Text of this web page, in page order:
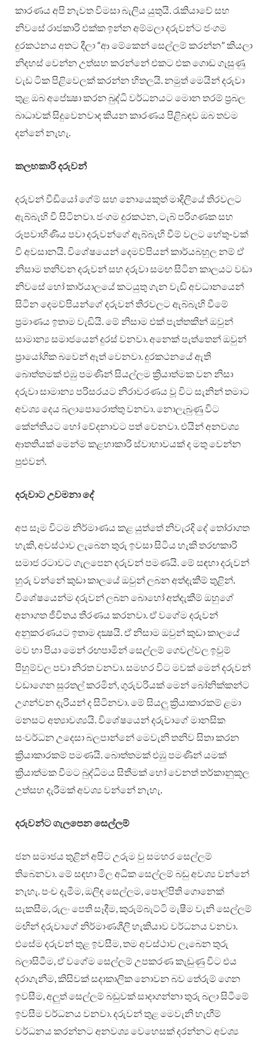
කාරණය අපි නැවත විමසා බැලිය යුතුයි. රැකියාවේ සහ
නිවසේ රාජකාරි එක්ක ඉන්න අම්මලා දරුවන්ට ජංගම
දුරකථනය අතට දීලා “ආ මේකෙන් සෙල්ලම් කරන්න” කියලා
නිදහස් වෙන්න උත්සහ කරන්නේ එකට එක ගොඩ ගැසුණු
වැඩ ටික පිළිවෙලක් කරන්න හිතලයි. නමුත් මෙයින් දරුවා
තුළ ඔබ අපේක්‍ෂා කරන බුද්ධි වර්ධනයට මොන තරම් ප්‍රබල
බාධාවක් සිදුවෙනවාද කියන කාරණය පිළිබඳව ඔබ තවම
දන්නේ නැහැ.
කලහකාරි දරුවන්
දරුවන් වීඩියෝ ගේම් සහ නොයෙකුත් මාදිලියේ තිරවලට
ඇබ්බැහි වී සිටිනවා. ජංගම දුරකථන, ටැබ් පරිගණක සහ
රූපවාහිණිය පවා දරුවන්ගේ ඇබ්බැහි වීම් වලට හේතු-වක්
වී අවසානයි. විශේෂයෙන් දෙමව්පියන් කාර්යබහුල නම් ඒ
නිසාම තනිවන දරුවන් සහ දරුවා සමඟ සිටින කාලයට වඩා
නිවසේ හෝ කාර්යාලයේ කටයුතු ගැන වැඩි අවධානයෙන්
සිටින දෙමව්පියන්ගේ දරුවන් තිරවලට ඇබ්බැහි වීමේ
ප්‍රමාණය ඉතාම වැඩියි. මේ නිසාම එක් පැත්තකින් ඔවුන්
සාමාන්‍ය සමාජයෙන් දුරස් වනවා. අනෙක් පැත්තෙන් ඔවුන්
ප්‍රායෝගික බවෙන් ඈත් වෙනවා. දුරකථනයේ ඇති
බොත්තමක් එඹු පමණින් සියල්ලම ක්‍රියාත්මක වන නිසා
දරුවා සාමාන්‍ය පරිසරයට නිරාවරණය වූ විට සැනින් තමාට
අවශ්‍ය දෙය බලාපොරොත්තු වනවා. නොලැබුණු විට
කේන්තියට හෝ වේදනාවට පත් වෙනවා. එයින් අනවශ්‍ය
ආතතියක් මෙන්ම කළහාකාරි ස්වාභාවයක් ද මතු වෙන්න
පුළුවන්.
දරුවාට උවමනා දේ
අප සෑම විටම නිර්මාණය කළ යුත්තේ නිවැරදි දේ තෝරාගත
හැකි, අවස්ථාව ලැබෙන තුරු ඉවසා සිටිය හැකි තරඟකාරි
සමාජ රටාවට ගැලපෙන දරුවන් පමණයි. මේ සඳහා දරුවන්
හුරු වන්නේ කුඩා කාලයේ ඔවුන් ලබන අත්දැකීම් තුළින්.
විශේෂයෙන්ම දරුවන් ලබන බොහෝ අත්දැකීම් ඔහුගේ
අනාගත ජීවිතය තීරණය කරනවා. ඒ වගේම දරුවන්
අනුකරණයට ඉතාම දක්‍ෂයි. ඒ නිසාම ඔවුන් කුඩා කාලයේ
මව හා පියා මෙන් රඟපාමින් සෙල්ලම් ගෙවල්වල ඉවුම්
පිහුම්වල පවා නිරත වනවා. සමහර විට මවක් මෙන් දරුවන්
වඩාගෙන සුරතල් කරමින්, ගුරුවරියක් මෙන් බෝනික්කන්ට
උගන්වන දැරියන් ද සිටිනවා. මේ සියලු ක්‍රියාකාරකම් ළමා
මනසට අත්‍යාවශ්‍යයි. විශේෂයෙන් දරුවාගේ මානසික
සංවර්ධන උදෙසා බලපාන්නේ මෙවැනි තනිව සිතා කරන
ක්‍රියාකාරකම් පමණයි. බොත්තමක් එඹු පමණින් යමක්
ක්‍රියාත්මක වීමට බුද්ධිමය සිතීමක් හෝ වෙනත් තර්කානුකූල
උත්සහ දැරීමක් අවශ්‍ය වන්නේ නැහැ.
දරුවන්ට ගැලපෙන සෙල්ලම්
ජන සමාජය තුළින් අපිට උරුම වු සමහර සෙල්ලම්
තිබෙනවා. මේ සඳහා මිල අධික සෙල්ලම් බඩු අවශ්‍ය වන්නේ
නැහැ. පංච දැමීම, ඔලිඳ සෙල්ලම, පොල්පිති ගොනෙක්
සැකසීම, රුලං පෙති සෑදීම, කුරුම්බැට්ටි මැෂීම වැනි සෙල්ලම්
මඟින් දරුවාගේ නිර්මාණශීලි හැකියාව වර්ධනය වනවා.
එසේම දරුවන් තුළ ඉවසීම, තම අවස්ථාව ලැබෙන තුරු
බලාසිටීම, ඒ වගේම සෙල්ලම් උපකරණ කැඩුණු විට එය
දරාගැනීම, කිසිවක් සදාකාලික නොවන බව තේරුම් ගෙන
ඉවසීම, අලුත් සෙල්ලම් බඩුවක් සාදාගන්නා තුරු බලා සිටීමේ
ඉවසීම වර්ධනය වනවා. දරුවන් තුළ මෙවැනි හැඟීම්
වර්ධනය කරන්නට අනවශ්‍ය වෙහෙසක් දරන්නට අවශ්‍ය